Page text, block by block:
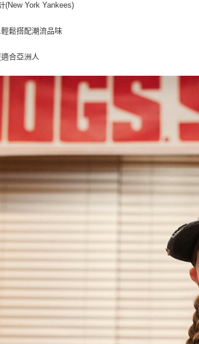
(New York Yankees)
鬆搭配潮流品味
合亞洲人